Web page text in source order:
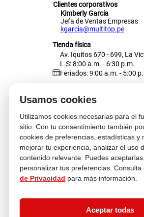
Usamos cookies
Utilizamos cookies necesarias para el
sitio. Con tu consentimiento también
cookies de preferencias, estadísticas y
mejorar tu experiencia, analizar el uso
contenido relevante. Puedes
personalizar tus preferencias. Consulta
de Privacidad para más información.
Aceptar todas
Clientes corporativos
Kimberly Garcia
Jefa de Ventas Empresas
kgarcia@multitop.pe
Tienda física
Av. Iquitos 670 - 699, La
L-S: 8:00 a.m. - 6:30 p.m.
Feriados: 9:00 a.m. - 5:00
Atención al cliente
Descubre más